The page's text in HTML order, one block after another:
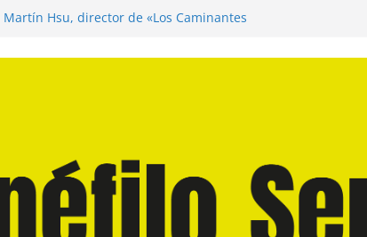
Martín Hsu, director de «Los Caminantes